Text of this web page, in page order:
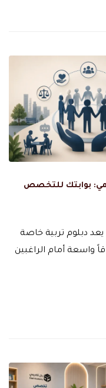
بوابتك للتخصص
دبلوم تربية خاصة
واسعة أمام الراغبين